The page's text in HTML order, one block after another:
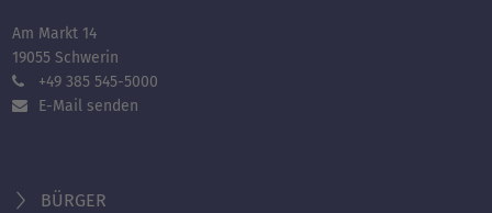
Am Markt 14
19055 Schwerin
+49 385 545-5000
E-Mail senden
BÜRGER